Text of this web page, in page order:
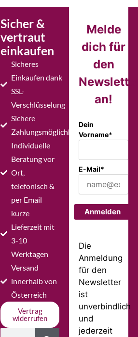
Sicher &
vertraut
einkaufen
Sicheres
Einkaufen dank
SSL-
Verschlüsselung
Sichere
Zahlungsmöglichkeiten
Individuelle
Beratung vor
Ort,
telefonisch &
per Email
kurze
Lieferzeit mit
3-10
Werktagen
Versand
innerhalb von
Österreich
Vertrag
widerrufen
Melde
dich für
den
an!
Dein
Vorname*
E-Mail*
Anmelden
Die
Anmeldung
für den
Newsletter
ist
unverbindlich
und
jederzeit